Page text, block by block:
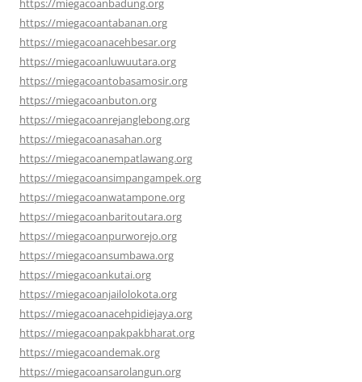
https://miegacoanbadung.org
https://miegacoantabanan.org
https://miegacoanacehbesar.org
https://miegacoanluwuutara.org
https://miegacoantobasamosir.org
https://miegacoanbuton.org
https://miegacoanrejanglebong.org
https://miegacoanasahan.org
https://miegacoanempatlawang.org
https://miegacoansimpangampek.org
https://miegacoanwatampone.org
https://miegacoanbaritoutara.org
https://miegacoanpurworejo.org
https://miegacoansumbawa.org
https://miegacoankutai.org
https://miegacoanjailolokota.org
https://miegacoanacehpidiejaya.org
https://miegacoanpakpakbharat.org
https://miegacoandemak.org
https://miegacoansarolangun.org